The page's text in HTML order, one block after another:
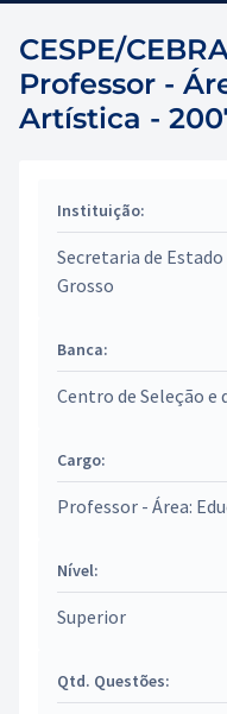
CESPE/
Professor -
Artística -
Instituição:
Secretaria de
Grosso
Banca:
Centro de Seleção e
Cargo:
Professor - Área:
Nível:
Superior
Qtd. Questões: